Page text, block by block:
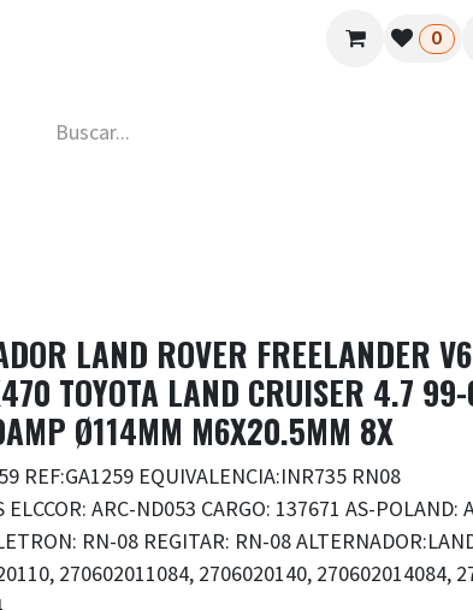
Usuario 0
LAND ROVER FREELANDER
TOYOTA LAND CRUISER 4.7
Ø114MM M6X20.5MM 8X
REF:GA1259 EQUIVALENCIA:INR735 RN08
ELCCOR: ARC-ND053 CARGO: 137671 AS-POLAND:
RN-08 REGITAR: RN-08
270602011084, 2706020140, 270602014084,